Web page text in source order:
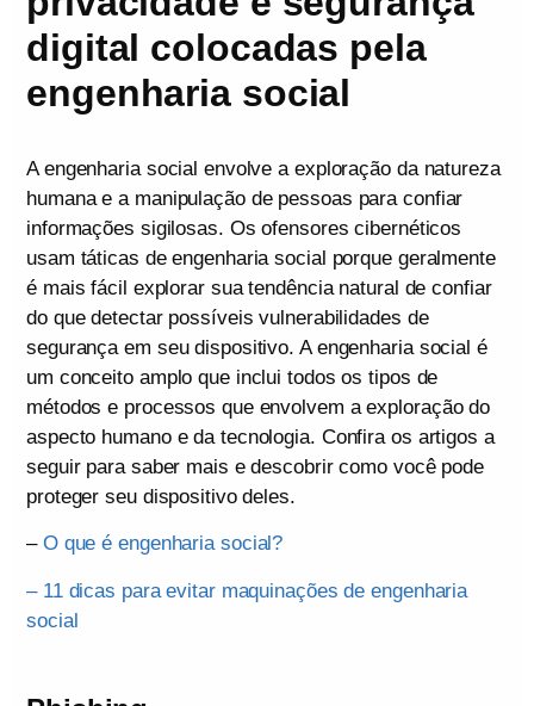
digital colocadas pela
engenharia social
A engenharia social envolve a exploração da natureza
humana e a manipulação de pessoas para confiar
informações sigilosas. Os ofensores cibernéticos
usam táticas de engenharia social porque geralmente
é mais fácil explorar sua tendência natural de confiar
do que detectar possíveis vulnerabilidades de
segurança em seu dispositivo. A engenharia social é
um conceito amplo que inclui todos os tipos de
métodos e processos que envolvem a exploração do
aspecto humano e da tecnologia. Confira os artigos a
seguir para saber mais e descobrir como você pode
proteger seu dispositivo deles.
– O que é engenharia social?
– 11 dicas para evitar maquinações de engenharia
social